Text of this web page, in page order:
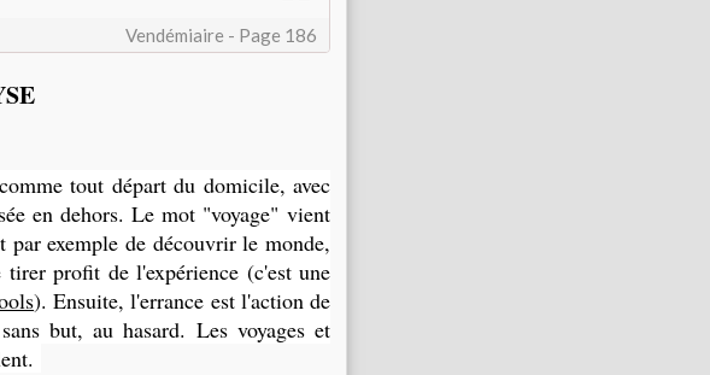
Vendémiaire - Page 186
tout départ du domicile, avec
en dehors. Le mot "voyage" vient
exemple de découvrir le monde,
profit de l'expérience (c'est une
). Ensuite, l'errance est l'action de
but, au hasard. Les voyages et